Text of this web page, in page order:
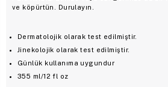
ve köpürtün. Durulayın.
Dermatolojik olarak test edilmiştir.
Jinekolojik olarak test edilmiştir.
Günlük kullanıma uygundur
355 ml/12 fl oz